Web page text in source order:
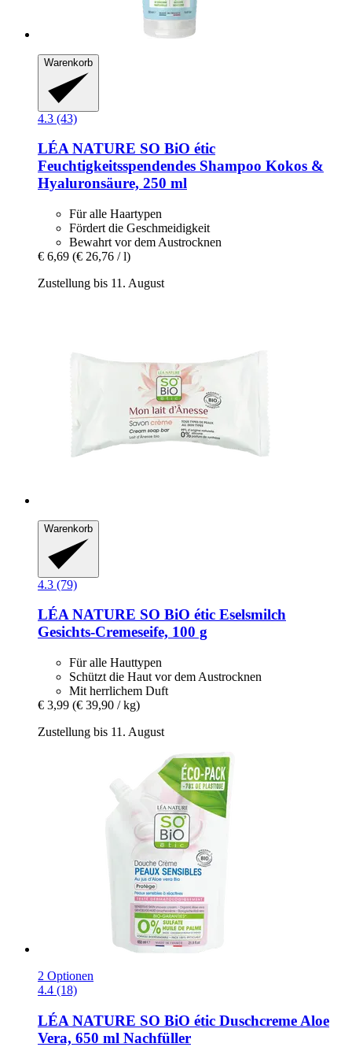
Warenkorb
4.3 (43)
LÉA NATURE SO BiO étic
Feuchtigkeitsspendendes Shampoo Kokos &
Hyaluronsäure, 250 ml
Für alle Haartypen
Fördert die Geschmeidigkeit
Bewahrt vor dem Austrocknen
€ 6,69 (€ 26,76 / l)
Zustellung bis 11. August
Warenkorb
4.3 (79)
LÉA NATURE SO BiO étic Eselsmilch
Gesichts-​Cremeseife, 100 g
Für alle Hauttypen
Schützt die Haut vor dem Austrocknen
Mit herrlichem Duft
€ 3,99 (€ 39,90 / kg)
Zustellung bis 11. August
2 Optionen
4.4 (18)
LÉA NATURE SO BiO étic Duschcreme Aloe
Vera, 650 ml Nachfüller